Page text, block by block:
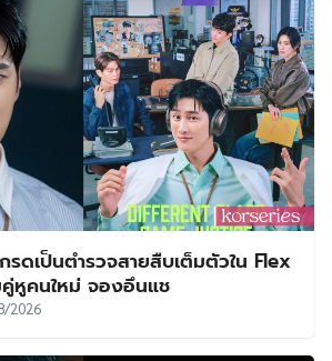
ดเป็นตำรวจสายสืบเต็มตัวใน Flex
หูคนใหม่ จองอึนแช
2026